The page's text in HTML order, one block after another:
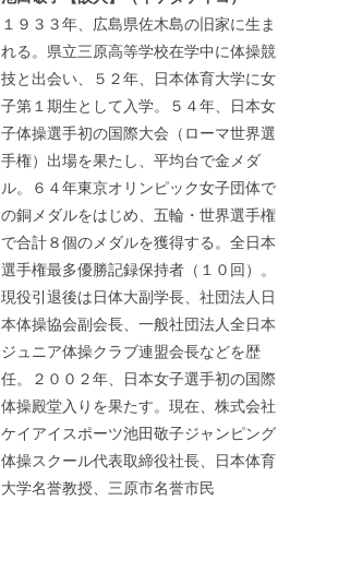
１９３３年、広島県佐木島の旧家に生ま
れる。県立三原高等学校在学中に体操競
技と出会い、５２年、日本体育大学に女
子第１期生として入学。５４年、日本女
子体操選手初の国際大会（ローマ世界選
手権）出場を果たし、平均台で金メダ
ル。６４年東京オリンピック女子団体で
の銅メダルをはじめ、五輪・世界選手権
で合計８個のメダルを獲得する。全日本
選手権最多優勝記録保持者（１０回）。
現役引退後は日体大副学長、社団法人日
本体操協会副会長、一般社団法人全日本
ジュニア体操クラブ連盟会長などを歴
任。２００２年、日本女子選手初の国際
体操殿堂入りを果たす。現在、株式会社
ケイアイスポーツ池田敬子ジャンピング
体操スクール代表取締役社長、日本体育
大学名誉教授、三原市名誉市民